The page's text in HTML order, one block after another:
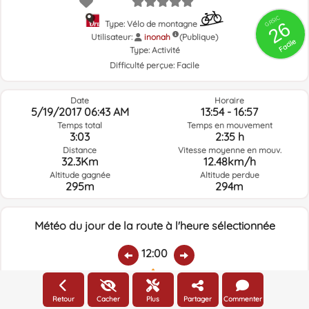
GRSIC
26
Facile
Type: Vélo de montagne
Utilisateur:
inonah
(Publique)
Type: Activité
Difficulté perçue: Facile
Date
5/19/2017 06:43 AM
Temps total
3:03
Distance
32.3Km
Altitude gagnée
295m
Horaire
13:54 - 16:57
Temps en mouvement
2:35 h
Vitesse moyenne en mouv.
12.48km/h
Altitude perdue
294m
Météo du jour de la route à l'heure sélectionnée
12:00
Température:
22.7ºC
Pluie:
0
Humidité relative:
75%
Vitesse vent:
12.3km/h
Direction vent:
Retour Cacher Plus Partager Commenter